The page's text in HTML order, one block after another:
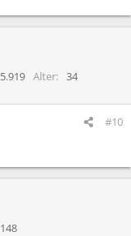
5.919 Alter
34
#10
148